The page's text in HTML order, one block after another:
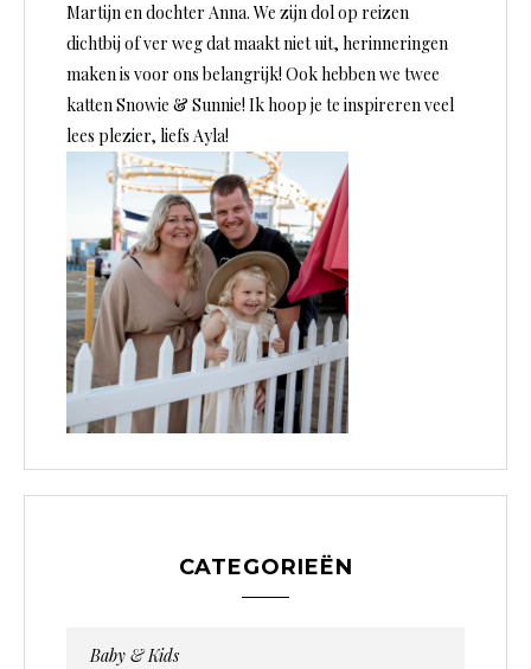
Martijn en dochter Anna. We zijn dol op reizen
dichtbij of ver weg dat maakt niet uit, herinneringen
maken is voor ons belangrijk! Ook hebben we twee
katten Snowie & Sunnie! Ik hoop je te inspireren veel
lees plezier, liefs Ayla!
CATEGORIEËN
Baby & Kids